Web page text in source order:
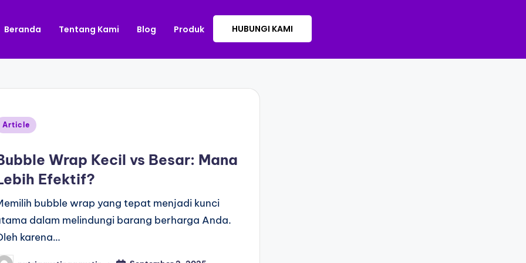
Beranda Tentang Kami Blog Produk HUBUNGI KAMI
Article
Wrap Kecil vs Besar: Mana
Efektif?
bubble wrap yang tepat menjadi kunci
dalam melindungi barang berharga Anda.
karena…